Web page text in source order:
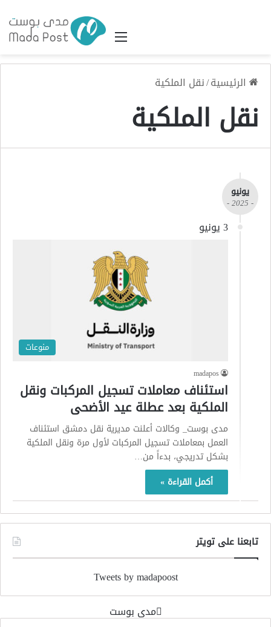
القائمة
الرئيسية/نقل الملكية
نقل الملكية
يونيو
- 2025 -
3 يونيو
منوعات
madapos
استئناف معاملات تسجيل المركبات ونقل
الملكية بعد عطلة عيد الأضحى
مدى بوست_ وكالات أعلنت مديرية نقل دمشق استئناف
العمل بمعاملات تسجيل المركبات لأول مرة ونقل الملكية
بشكل تدريجي، بدءاً من…
أكمل القراءة »
تابعنا على تويتر
Tweets by madapoost
‏مدى بوست‏